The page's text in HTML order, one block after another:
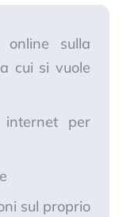
online sulla
cui si vuole
internet per
sul proprio